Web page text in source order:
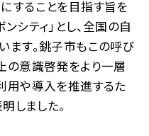
することを目指す旨を
シティ」とし、全国の自
ます。銚子市もこの呼び
の意識啓発をより一層
用や導入を推進するた
しました。